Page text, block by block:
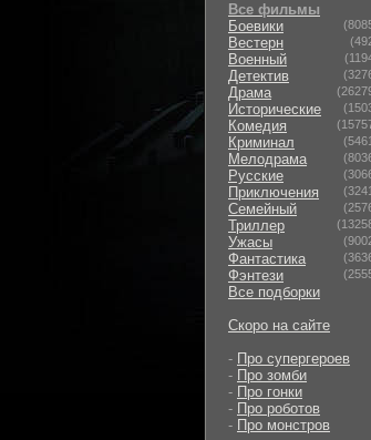
Все фильмы
Боевики
Вестерн
Военный
Детектив
Драма
Исторические
Комедия
Криминал
Мелодрама
Русские
Приключения
Семейный
Триллер
Ужасы
Фантастика
Фэнтези
Все подборки
Скоро на сайте
- Про супергероев
- Про зомби
- Про гонки
- Про роботов
- Про монстров